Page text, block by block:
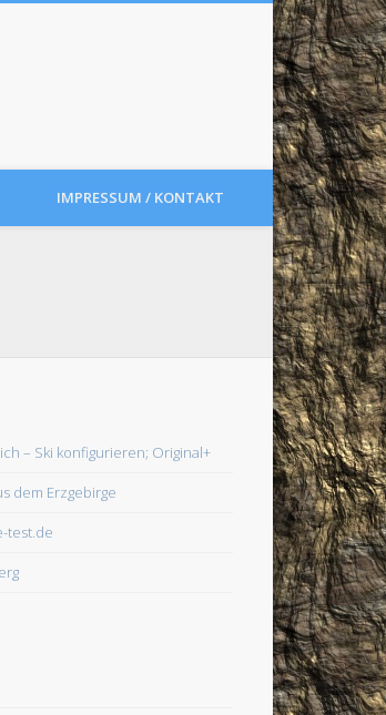
IMPRESSUM / KONTAKT
– Ski konfigurieren; Original+
dem Erzgebirge
test.de